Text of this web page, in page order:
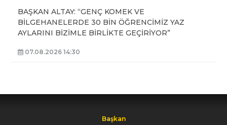
BAŞKAN ALTAY: “GENÇ KOMEK VE
BİLGEHANELERDE 30 BİN ÖĞRENCİMİZ YAZ
AYLARINI BİZİMLE BİRLİKTE GEÇİRİYOR”
07.08.2026 14:30
Başkan